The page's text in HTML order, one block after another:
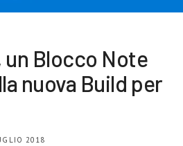
un Blocco Note
nuova Build per
2018